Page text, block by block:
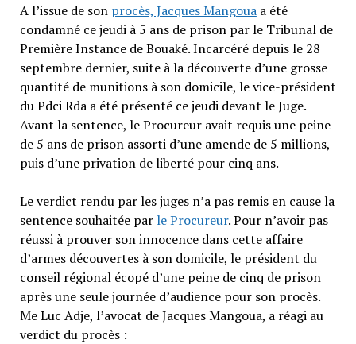
A l’issue de son procès, Jacques Mangouaa été
condamné ce jeudi à 5 ans de prison par le Tribunal de
Première Instance de Bouaké. Incarcéré depuis le 28
septembre dernier, suite à la découverte d’une grosse
quantité de munitions à son domicile, le vice-président
du Pdci Rda a été présenté ce jeudi devant le Juge.
Avant la sentence, le Procureur avait requis une peine
de 5 ans de prison assorti d’une amende de 5 millions,
puis d’une privation de liberté pour cinq ans.
Le verdict rendu par les juges n’a pas remis en cause la
sentence souhaitée par le Procureur. Pour n’avoir pas
réussi à prouver son innocence dans cette affaire
d’armes découvertes à son domicile, le président du
conseil régional écopé d’une peine de cinq de prison
après une seule journée d’audience pour son procès.
Me Luc Adje, l’avocat de Jacques Mangoua, a réagi au
verdict du procès :